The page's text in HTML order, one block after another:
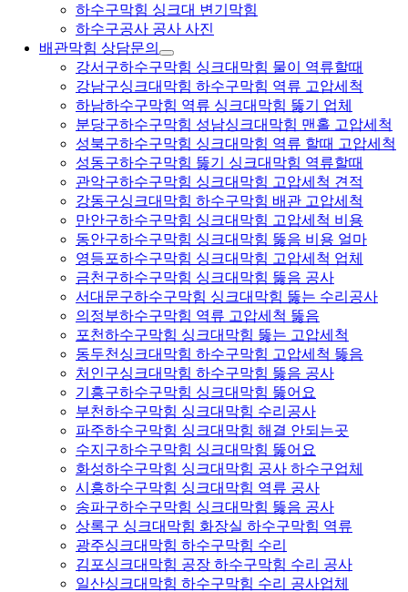
하수구막힘 싱크대 변기막힘
하수구공사 공사 사진
배관막힘 상담문의
강서구하수구막힘 싱크대막힘 물이 역류할때
강남구싱크대막힘 하수구막힘 역류 고압세척
하남하수구막힘 역류 싱크대막힘 뚫기 업체
분당구하수구막힘 성남싱크대막힘 맨홀 고압세척
성북구하수구막힘 싱크대막힘 역류 할때 고압세척
성동구하수구막힘 뚫기 싱크대막힘 역류할때
관악구하수구막힘 싱크대막힘 고압세척 견적
강동구싱크대막힘 하수구막힘 배관 고압세척
만안구하수구막힘 싱크대막힘 고압세척 비용
동안구하수구막힘 싱크대막힘 뚫음 비용 얼마
영등포하수구막힘 싱크대막힘 고압세척 업체
금천구하수구막힘 싱크대막힘 뚫음 공사
서대문구하수구막힘 싱크대막힘 뚫는 수리공사
의정부하수구막힘 역류 고압세척 뚫음
포천하수구막힘 싱크대막힘 뚫는 고압세척
동두천싱크대막힘 하수구막힘 고압세척 뚫음
처인구싱크대막힘 하수구막힘 뚫음 공사
기흥구하수구막힘 싱크대막힘 뚫어요
부천하수구막힘 싱크대막힘 수리공사
파주하수구막힘 싱크대막힘 해결 안되는곳
수지구하수구막힘 싱크대막힘 뚫어요
화성하수구막힘 싱크대막힘 공사 하수구업체
시흥하수구막힘 싱크대막힘 역류 공사
송파구하수구막힘 싱크대막힘 뚫음 공사
상록구 싱크대막힘 화장실 하수구막힘 역류
광주싱크대막힘 하수구막힘 수리
김포싱크대막힘 공장 하수구막힘 수리 공사
일산싱크대막힘 하수구막힘 수리 공사업체